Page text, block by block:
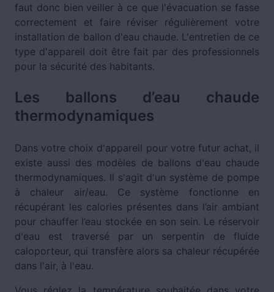
faut donc bien veiller à ce que l'évacuation se fasse
correctement et faire réviser régulièrement votre
installation de ballon d'eau chaude. L'entretien de ce
type d'appareil doit être fait par des professionnels
pour la sécurité des habitants.
Les ballons d’eau chaude
thermodynamiques
Dans votre choix d'appareil pour votre futur achat, il
existe aussi des modèles de ballons d'eau chaude
thermodynamiques. Il s'agit d'un système de pompe
à chaleur air/eau. Ce système fonctionne en
récupérant les calories présentes dans l’air ambiant
pour chauffer l’eau stockée en son sein. Le réservoir
d'eau est traversé par un serpentin de fluide
caloporteur, qui transfère alors sa chaleur récupérée
dans l'air, à l'eau.